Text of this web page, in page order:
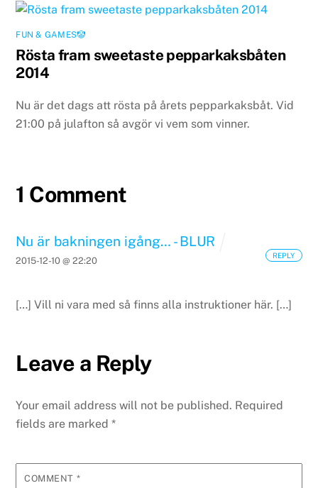
FUN & GAMES🤡
Rösta fram sweetaste pepparkaksbåten
2014
Nu är det dags att rösta på årets pepparkaksbåt. Vid
21:00 på julafton så avgör vi vem som vinner.
1 Comment
Nu är bakningen igång… - BLUR
2015-12-10 @ 22:20
[…] Vill ni vara med så finns alla instruktioner här. […]
REPLY
Leave a Reply
Your email address will not be published. Required
fields are marked*
COMMENT *